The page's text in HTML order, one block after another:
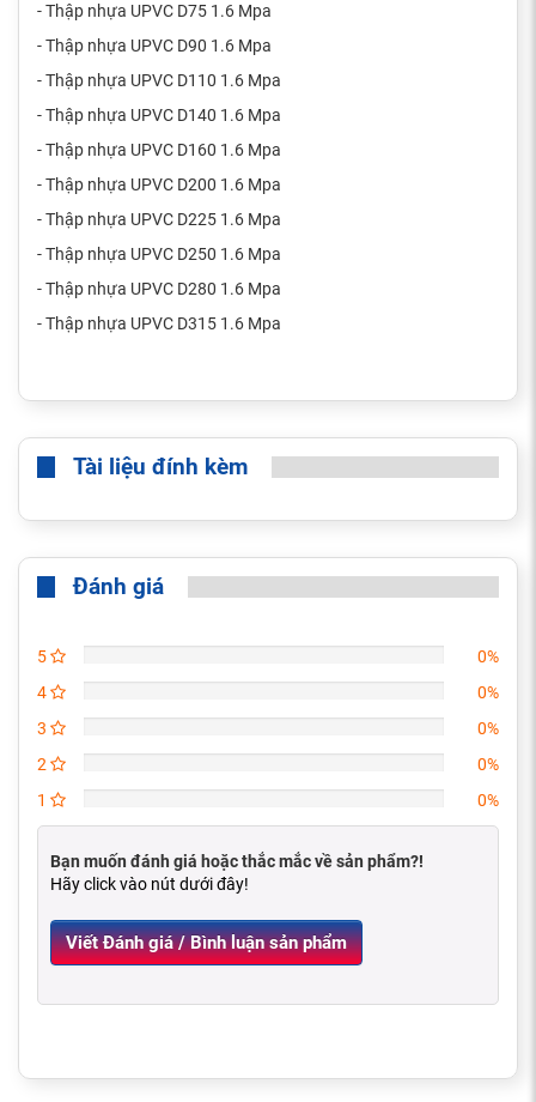
- Thập nhựa UPVC D75 1.6 Mpa
- Thập nhựa UPVC D90 1.6 Mpa
- Thập nhựa UPVC D110 1.6 Mpa
- Thập nhựa UPVC D140 1.6 Mpa
- Thập nhựa UPVC D160 1.6 Mpa
- Thập nhựa UPVC D200 1.6 Mpa
- Thập nhựa UPVC D225 1.6 Mpa
- Thập nhựa UPVC D250 1.6 Mpa
- Thập nhựa UPVC D280 1.6 Mpa
- Thập nhựa UPVC D315 1.6 Mpa
Tài liệu đính kèm
Đánh giá
5
0%
4
0%
3
0%
2
0%
1
0%
Bạn muốn đánh giá hoặc thắc mắc về sản phẩm?!
Hãy click vào nút dưới đây!
Viết Đánh giá / Bình luận sản phẩm